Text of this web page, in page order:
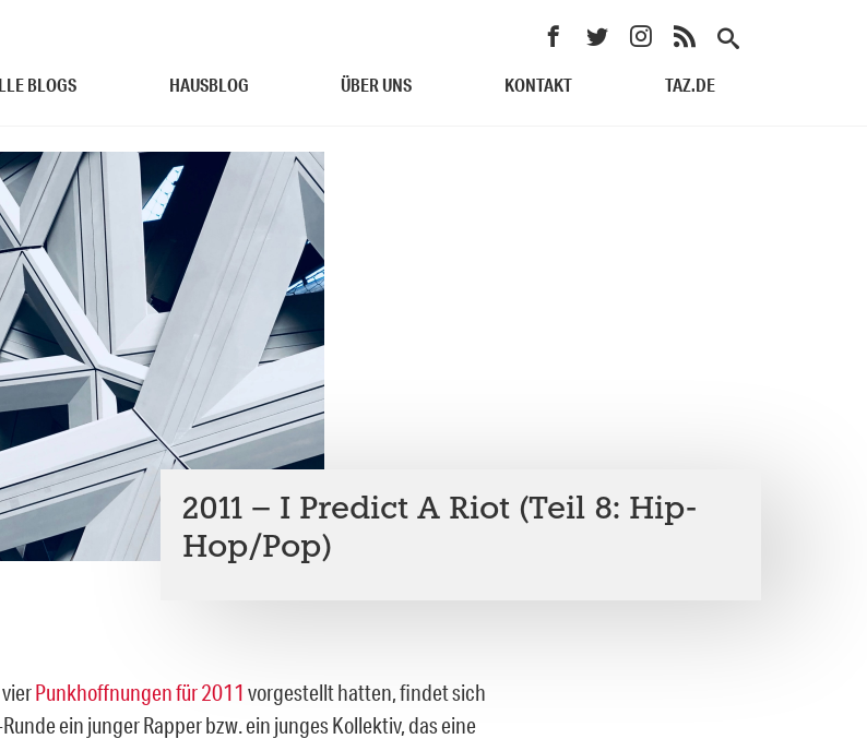
BLOGS HAUSBLOG ÜBER UNS KONTAKT TAZ.DE
2011 – I Predict A Riot (Teil 8: Hip-
Hop/Pop)
Punkhoffnungen für 2011 vorgestellt hatten, findet sich
ein junger Rapper bzw. ein junges Kollektiv, das eine